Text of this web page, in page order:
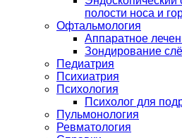
полости носа и
Офтальмология
Аппаратное
Зондирование
Педиатрия
Психиатрия
Психология
Психолог для
Пульмонология
Ревматология